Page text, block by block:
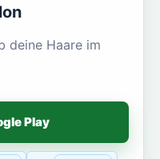
deine Haare im
Play